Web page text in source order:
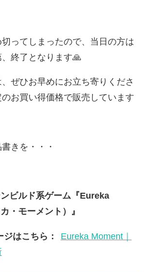
ってしまったので、当日の方は
終了となります🙏
ぜひお早めにお立ち寄りくださ
お買い得価格で販売しています
きを・・・
ビルド系ゲーム『Eureka
・モーメント）』
はこちら：
Eureka Moment｜